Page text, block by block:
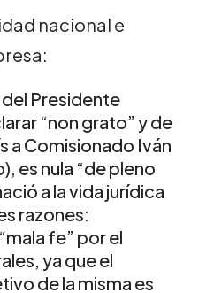
nacional e
Presidente
“non grato” y de
a Comisionado Iván
es nula “de pleno
a la vida jurídica
razones:
fe” por el
ya que el
de la misma es